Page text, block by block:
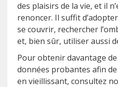
des plaisirs de la vie, et il
renoncer. Il suffit
se couvrir, rechercher
et, bien sûr, utiliser aussi
Pour obtenir davantage
données probantes afin
en vieillissant, consultez